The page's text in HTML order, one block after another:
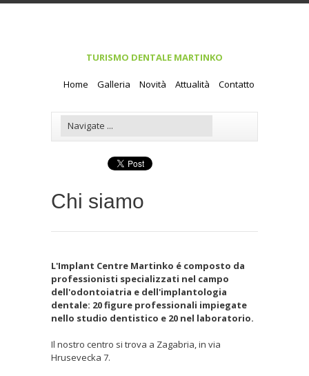
TURISMO DENTALE MARTINKO
Home Galleria Novità Attualità Contatto
Chi siamo
L'Implant Centre Martinko é composto da
professionisti specializzati nel campo
dell'odontoiatria e dell'implantologia
dentale: 20 figure professionali impiegate
nello studio dentistico e 20 nel laboratorio.
Il nostro centro si trova a Zagabria, in via
Hrusevecka 7.